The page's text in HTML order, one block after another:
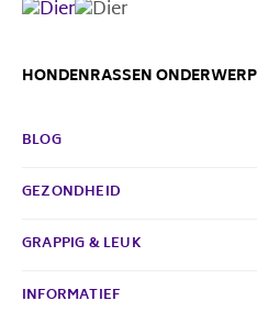
HONDENRASSEN
BLOG
GEZONDHEID
GRAPPIG & LEUK
INFORMATIEF